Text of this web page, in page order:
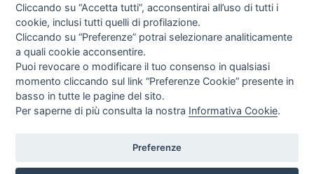
Direttrice Responsabile: Alessandra Costante | Registrazione al Tribunale Civile
Cliccando su “Accetta tutti”, acconsentirai all’uso di tutti i
cookie, inclusi tutti quelli di profilazione.
Cliccando su “Preferenze” potrai selezionare analiticamente
a quali cookie acconsentire.
Puoi revocare o modificare il tuo consenso in qualsiasi
momento cliccando sul link “Preferenze Cookie” presente in
basso in tutte le pagine del sito.
Per saperne di più consulta la nostra Informativa Cookie.
Preferenze